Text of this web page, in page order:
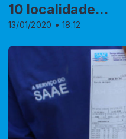
13/01/2020 • 18:12
10 localidade...